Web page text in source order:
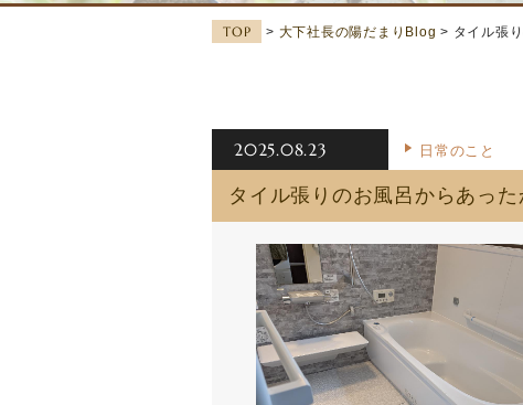
TOP > 大下社長の陽だまりBlog > タイル張
2025.08.23 日常のこと
タイル張りのお風呂からあっ